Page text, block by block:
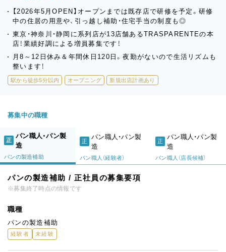
【2026年5月OPEN】オープンまでは既存店で研修を予定。研修
中の住居の用意や、引っ越し補助・住宅手当の制度も◎
東京・神奈川・静岡に系列店が13店舗あるTRASPARENTEの本
店！業績好調による増員募集です！
月8～12日休み＆年間休日120日。夜勤がないので生活リズムも
整います！
駅から徒歩5分以内 オープニング 新規出店計画あり
募集中の職種
正
パン職人・パン製
造
パンの製造補助
正
パン職人・パン製
造
パン職人（経験者）
正
パン職人・パン製
造
パン職人（店長候補）
パンの製造補助 / 正社員の募集要項
※募集終了時点の情報です
職種
パンの製造補助
経験者 未経験